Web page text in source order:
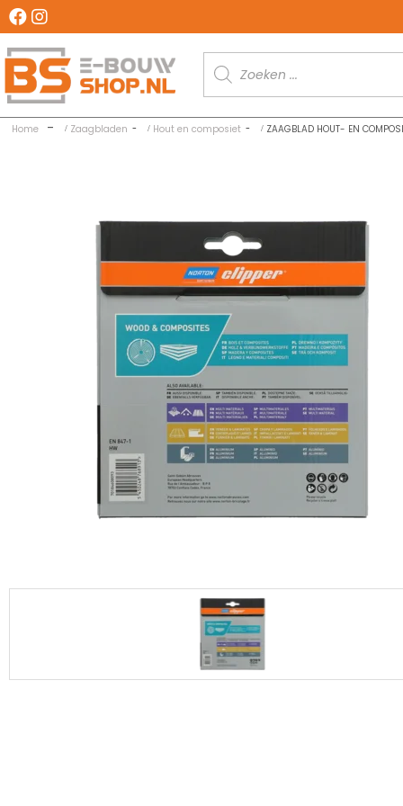
Producten
zoeken
Home Zaagbladen Hout en composiet ZAAGBLAD HOUT- EN